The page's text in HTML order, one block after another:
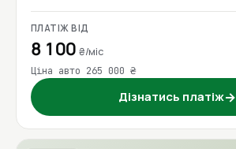
ПЛАТІЖ ВІД
8 100₴/міс
Ціна авто 265 000 ₴
Дізнатись платіж→